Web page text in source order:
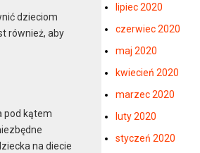
dzieciom
również, aby
pod kątem
na diecie
lipiec 2020
czerwiec 2020
maj 2020
kwiecień 2020
marzec 2020
luty 2020
styczeń 2020